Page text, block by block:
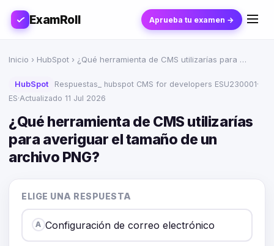
ExamRoll Aprueba tu examen →
Inicio › HubSpot › ¿Qué herramienta de CMS utilizarías para …
HubSpot Respuestas_ hubspot CMS for developers ESU230001·
ES·Actualizado 11 Jul 2026
¿Qué herramienta de CMS utilizarías
para averiguar el tamaño de un
archivo PNG?
ELIGE UNA RESPUESTA
A Configuración de correo electrónico